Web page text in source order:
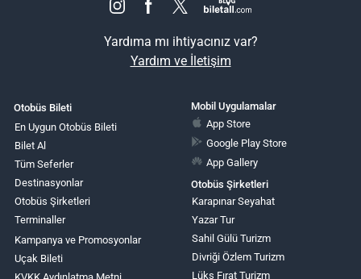
Yardıma mı ihtiyacınız var?
Yardım ve İletişim
Otobüs Bileti
En Uygun Otobüs Bileti
Bilet Al
Tüm Seferler
Destinasyonlar
Otobüs Şirketleri
Terminaller
Kampanya ve Promosyonlar
Uçak Bileti
Mobil Uygulamalar
App Store
Google Play Store
App Gallery
Otobüs Şirketleri
Karapınar Seyahat
Yazar Tur
Sahil Gülü Turizm
Divriği Özlem Turizm
Lüks Fırat Turizm